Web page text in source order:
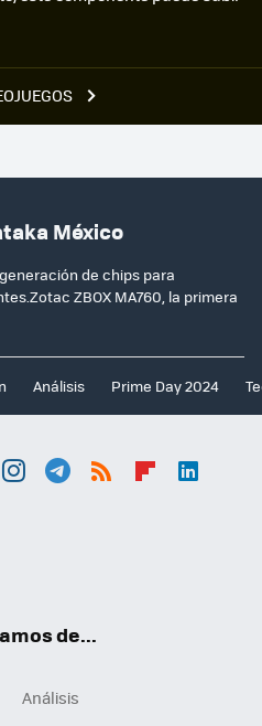
México
de chips para
ZBOX MA760, la primera
Análisis Prime Day 2024
de...
Análisis